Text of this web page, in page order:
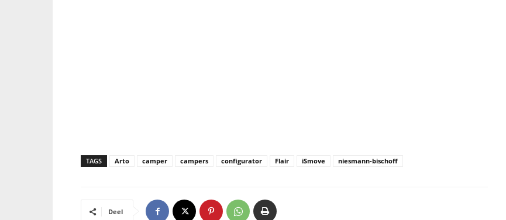
TAGS Arto camper campers configurator Flair iSmove niesmann-bischoff
Deel